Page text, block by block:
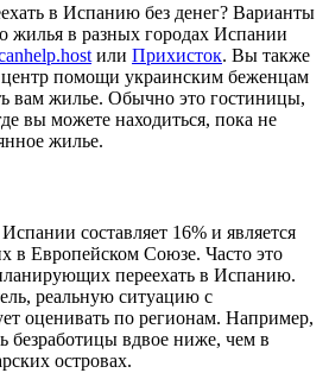
в Испанию без денег? Варианты
жилья в разных городах Испании
или Прихисток. Вы также
центр помощи украинским беженцам
вам жилье. Обычно это гостиницы,
вы можете находиться, пока не
жилье.
составляет 16% и является
в Европейском Союзе. Часто это
переехать в Испанию.
реальную ситуацию с
оценивать по регионам. Например,
безработицы вдвое ниже, чем в
островах.